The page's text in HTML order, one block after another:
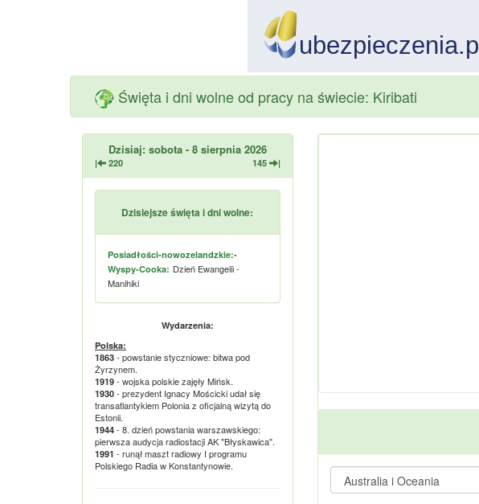
Święta i dni wolne od pracy na świecie: Kiribati
Dzisiaj: sobota - 8 sierpnia 2026
| 220 145 |
Dzisiejsze święta i dni wolne:
Posiadłości-nowozelandzkie:-
Wyspy-Cooka: Dzień Ewangelii -
Manihiki
Wydarzenia:
Polska:
1863 - powstanie styczniowe: bitwa pod
Żyrzynem.
1919 - wojska polskie zajęły Mińsk.
1930 - prezydent Ignacy Mościcki udał się
transatlantykiem Polonia z oficjalną wizytą do
Estonii.
1944 - 8. dzień powstania warszawskiego:
pierwsza audycja radiostacji AK "Błyskawica".
1991 - runął maszt radiowy I programu
Polskiego Radia w Konstantynowie.